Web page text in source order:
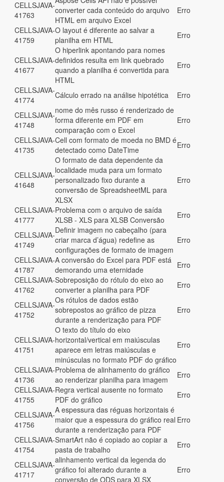
CELLSJAVA-
41763
converter cada conteúdo do arquivo
HTML em arquivo Excel
Erro
CELLSJAVA-
41759
O layout é diferente ao salvar a
planilha em HTML
Erro
CELLSJAVA-
41677
O hiperlink apontando para nomes
definidos resulta em link quebrado
quando a planilha é convertida para
HTML
Erro
CELLSJAVA-
41774
Cálculo errado na análise hipotética
Erro
CELLSJAVA-
41748
nome do mês russo é renderizado de
forma diferente em PDF em
comparação com o Excel
Erro
CELLSJAVA-
41735
Cell com formato de moeda no BMD é
detectado como DateTime
Erro
CELLSJAVA-
41648
O formato de data dependente da
localidade muda para um formato
personalizado fixo durante a
conversão de SpreadsheetML para
XLSX
Erro
CELLSJAVA-
41777
Problema com o arquivo de saída
XLSB - XLS para XLSB Conversão
Erro
CELLSJAVA-
41749
Definir imagem no cabeçalho (para
criar marca d’água) redefine as
configurações de formato de imagem
Erro
CELLSJAVA-
41787
A conversão do Excel para PDF está
demorando uma eternidade
Erro
CELLSJAVA-
41762
Sobreposição do rótulo do eixo ao
converter a planilha para PDF
Erro
CELLSJAVA-
41752
Os rótulos de dados estão
sobrepostos ao gráfico de pizza
durante a renderização para PDF
Erro
CELLSJAVA-
41751
O texto do título do eixo
horizontal/vertical em maiúsculas
aparece em letras maiúsculas e
minúsculas no formato PDF do gráfico
Erro
CELLSJAVA-
41736
Problema de alinhamento do gráfico
ao renderizar planilha para imagem
Erro
CELLSJAVA-
41755
Regra vertical ausente no formato
PDF do gráfico
Erro
CELLSJAVA-
41756
A espessura das réguas horizontais é
maior que a espessura do gráfico real
durante a renderização para PDF
Erro
CELLSJAVA-
41754
SmartArt não é copiado ao copiar a
pasta de trabalho
Erro
CELLSJAVA-
41717
alinhamento vertical da legenda do
gráfico foi alterado durante a
conversão de ODS para XLSX
Erro